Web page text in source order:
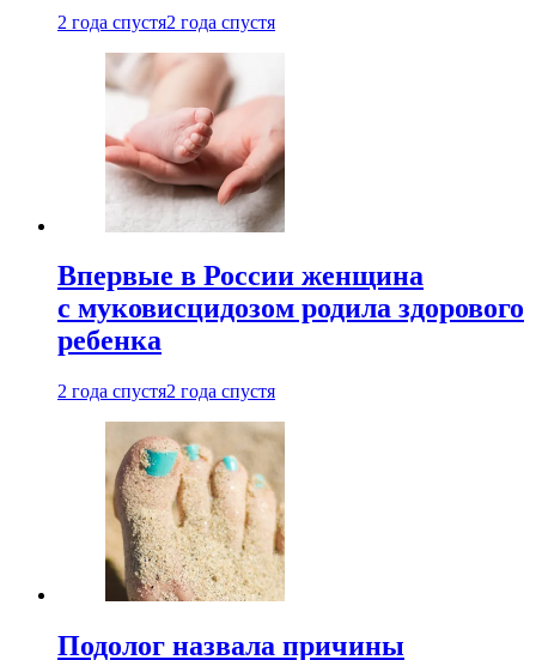
2 года спустя2 года спустя
Впервые в России женщина
с муковисцидозом родила здорового
ребенка
2 года спустя2 года спустя
Подолог назвала причины